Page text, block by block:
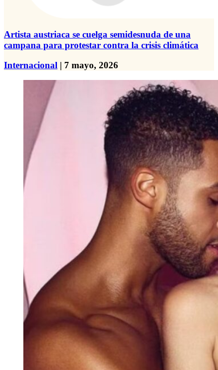
Artista austriaca se cuelga semidesnuda de una
campana para protestar contra la crisis climática
Internacional | 7 mayo, 2026